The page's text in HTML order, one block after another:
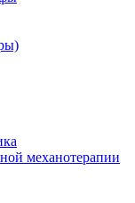
механотерапии